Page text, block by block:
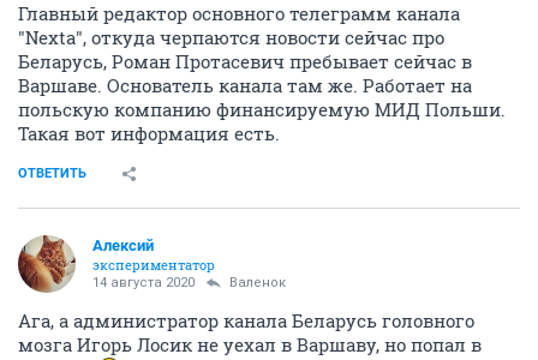
Главный редактор основного телеграмм канала
"Nexta", откуда черпаются новости сейчас про
Беларусь, Роман Протасевич пребывает сейчас в
Варшаве. Основатель канала там же. Работает на
польскую компанию финансируемую МИД Польши.
Такая вот информация есть.
ОТВЕТИТЬ
Алексий
экспериментатор
14 августа 2020 Валенок
Ага, а администратор канала Беларусь головного
мозга Игорь Лосик не уехал в Варшаву, но попал в